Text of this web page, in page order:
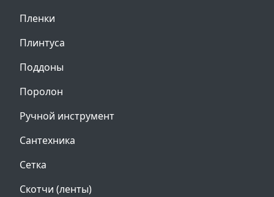
Пленки
Плинтуса
Поддоны
Поролон
Ручной инструмент
Сантехника
Сетка
Скотчи (ленты)